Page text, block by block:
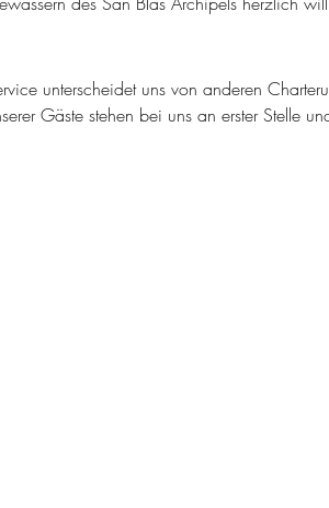
unterscheidet uns von anderen
Gäste stehen bei uns an erster Stelle